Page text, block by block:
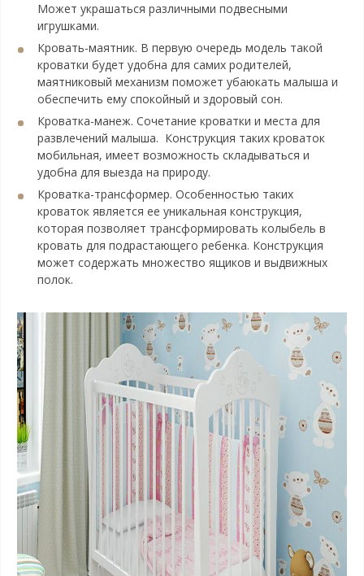
Может украшаться различными подвесными
игрушками.
Кровать-маятник. В первую очередь модель такой
кроватки будет удобна для самих родителей,
маятниковый механизм поможет убаюкать малыша и
обеспечить ему спокойный и здоровый сон.
Кроватка-манеж. Сочетание кроватки и места для
развлечений малыша. Конструкция таких кроваток
мобильная, имеет возможность складываться и
удобна для выезда на природу.
Кроватка-трансформер. Особенностью таких
кроваток является ее уникальная конструкция,
которая позволяет трансформировать колыбель в
кровать для подрастающего ребенка. Конструкция
может содержать множество ящиков и выдвижных
полок.